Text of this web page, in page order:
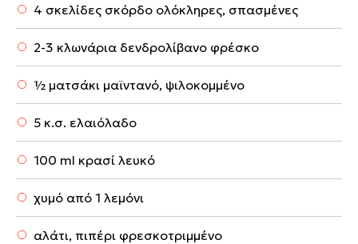
4 σκελίδες σκόρδο ολόκληρες, σπασμένες
2-3 κλωνάρια δενδρολίβανο φρέσκο
½ ματσάκι μαϊντανό, ψιλοκομμένο
5 κ.σ. ελαιόλαδο
100 ml κρασί λευκό
χυμό από 1 λεμόνι
αλάτι, πιπέρι φρεσκοτριμμένο